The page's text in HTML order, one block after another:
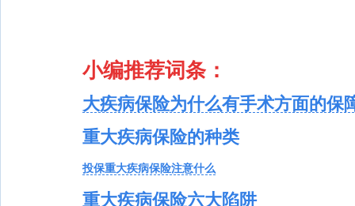
小编推荐词条：
大疾病保险为什么有手术方面的保
重大疾病保险的种类
投保重大疾病保险注意什么
重大疾病保险六大陷阱